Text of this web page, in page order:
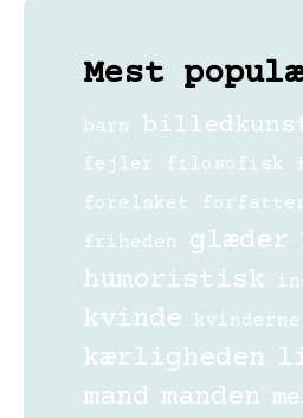
Mest
barn
fejler filosofisk
forelsket
friheden
glæder
humoristisk
kvinde kvinderne
kærligheden
mand manden